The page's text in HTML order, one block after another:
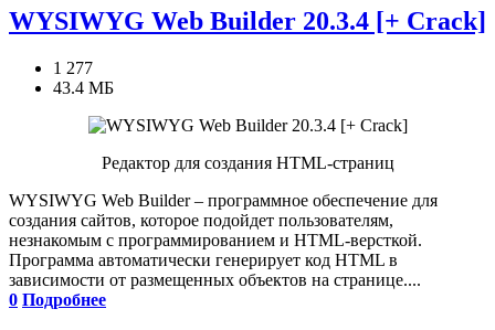
WYSIWYG Web Builder 20.3.4 [+ Crack]
1 277
43.4 МБ
Редактор для создания HTML-страниц
WYSIWYG Web Builder – программное обеспечение для
создания сайтов, которое подойдет пользователям,
незнакомым с программированием и HTML-версткой.
Программа автоматически генерирует код HTML в
зависимости от размещенных объектов на странице....
0 Подробнее